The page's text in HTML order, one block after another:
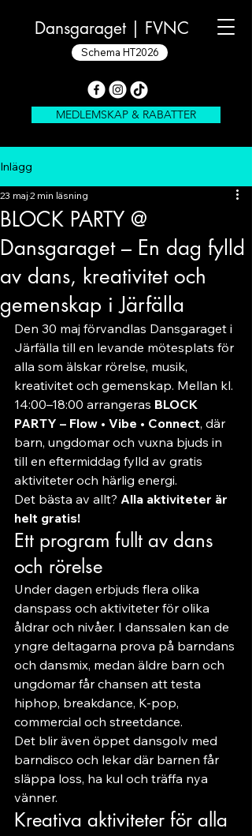
Dansgaraget | FVNC
Schema HT2026
MEDLEMSKAP & RABATTER
Inlägg
BLOCK PARTY @
Dansgaraget – En dag fylld
av dans, kreativitet och
gemenskap i Järfälla
23 maj 2 min läsning
Den 30 maj förvandlas Dansgaraget i
Järfälla till en levande mötesplats för
alla som älskar rörelse, musik,
kreativitet och gemenskap. Mellan kl.
14:00–18:00 arrangeras BLOCK
PARTY – Flow • Vibe • Connect, där
barn, ungdomar och vuxna bjuds in
till en eftermiddag fylld av gratis
aktiviteter och härlig energi.
Det bästa av allt? Alla aktiviteter är
helt gratis!
Ett program fullt av dans
och rörelse
Under dagen erbjuds flera olika
danspass och aktiviteter för olika
åldrar och nivåer. I danssalen kan de
yngre deltagarna prova på barndans
och dansmix, medan äldre barn och
ungdomar får chansen att testa
hiphop, breakdance, K-pop,
commercial och streetdance.
Det blir även öppet dansgolv med
barndisco och lekar där barnen får
släppa loss, ha kul och träffa nya
vänner.
Kreativa aktiviteter för alla